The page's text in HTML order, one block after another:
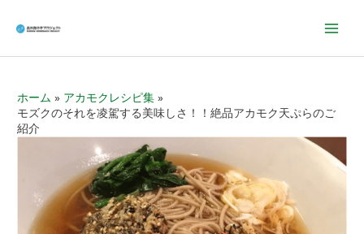
ホーム
アカモクレシピ集
モズクのそれを凌駕する美味しさ！！絶品アカモク天ぷらのご
紹介